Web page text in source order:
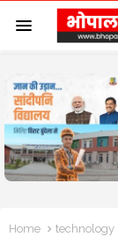
Home technology